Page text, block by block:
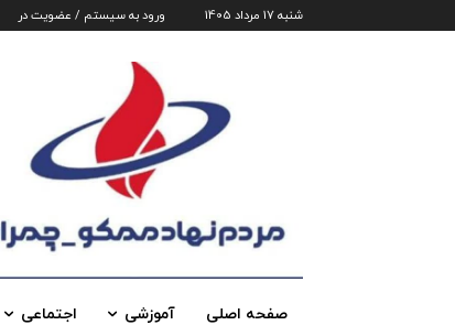
شنبه 17 مرداد 1405 ورود به سیستم / عضویت در
صفحه اصلی آموزشی اجتماعی